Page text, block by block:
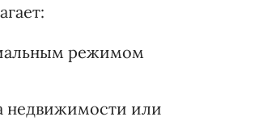
режимом
недвижимости или